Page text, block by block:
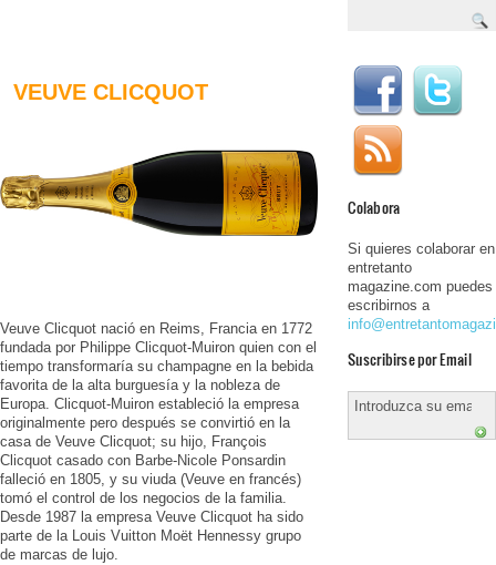
VEUVE CLICQUOT
Veuve Clicquot nació en Reims, Francia en 1772
fundada por Philippe Clicquot-Muiron quien con el
tiempo transformaría su champagne en la bebida
favorita de la alta burguesía y la nobleza de
Europa. Clicquot-Muiron estableció la empresa
originalmente pero después se convirtió en la
casa de Veuve Clicquot; su hijo, François
Clicquot casado con Barbe-Nicole Ponsardin
falleció en 1805, y su viuda (Veuve en francés)
tomó el control de los negocios de la familia.
Desde 1987 la empresa Veuve Clicquot ha sido
parte de la Louis Vuitton Moët Hennessy grupo
de marcas de lujo.
Colabora
Si quieres colaborar en
entretanto
magazine.com puedes
escribirnos a
Suscribirse por Email